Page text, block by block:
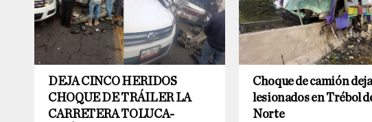
DEJA CINCO HERIDOS
CHOQUE DE TRÁILER LA
CARRETERA TOLUCA-
Choque de camión
lesionados en Trébol
Norte